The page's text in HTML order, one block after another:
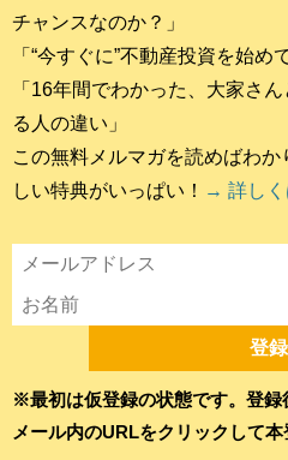
チャンスなのか？」
「“今すぐに”不動産投資を始め
「16年間でわかった、大家さ
る人の違い」
この無料メルマガを読めばわ
しい特典がいっぱい！ → 詳しく
※最初は仮登録の状態です。登録
メール内のURLをクリックして本